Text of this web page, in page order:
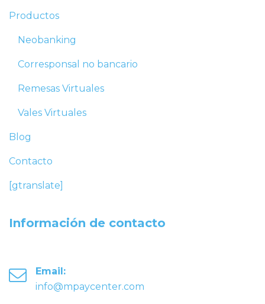
Productos
Neobanking
Corresponsal no bancario
Remesas Virtuales
Vales Virtuales
Blog
Contacto
[gtranslate]
Información de contacto
Email:
info@mpaycenter.com